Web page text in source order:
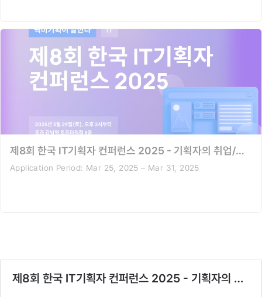
제8회 한국 IT기획자 컨퍼런스 2025 - 기획자의 취업/이직/연봉/포폴 그리고 커리어패스
Application Period: Mar 25, 2025 – Mar 31, 2025
제8회 한국 IT기획자 컨퍼런스 2025 - 기획자의 취업/이직/연봉/포폴 그리고 커리어패스이(가) 개설되었습니다!🚀